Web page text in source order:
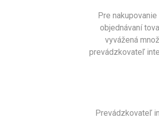
Pre
objednávaní
vyvážená
prevádzkovateľ
Prevádzkovateľ